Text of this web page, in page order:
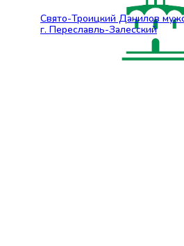
Свято-Троицкий Данилов
г. Переславль-Залесский